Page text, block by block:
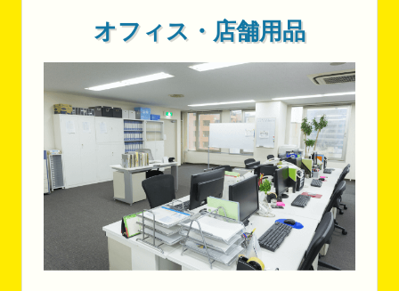
オフィス・店舗用品